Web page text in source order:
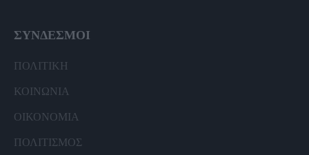
ΣΥΝΔΕΣΜΟΙ
ΠΟΛΙΤΙΚΗ
ΚΟΙΝΩΝΙΑ
ΟΙΚΟΝΟΜΙΑ
ΠΟΛΙΤΙΣΜΟΣ